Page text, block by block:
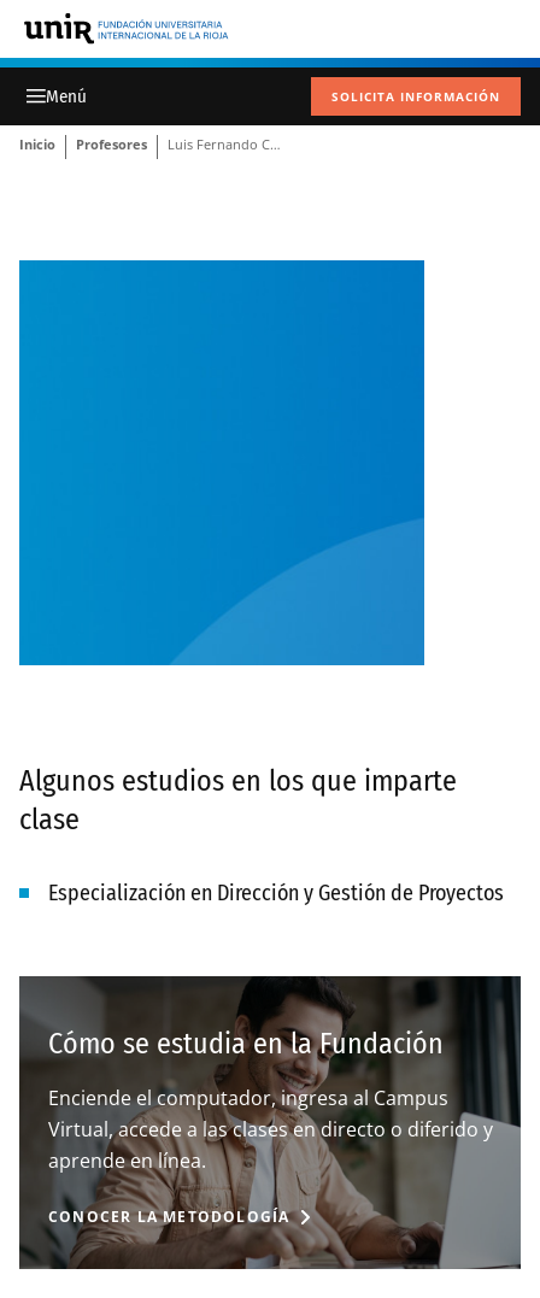
SOLICITA INFORMACIÓN
Inicio Profesores Luis Fernando Chaparro Rojas
Algunos estudios en los que imparte
clase
Especialización en Dirección y Gestión de Proyectos
Cómo se estudia en la Fundación
Enciende el computador, ingresa al Campus
Virtual, accede a las clases en directo o diferido y
aprende en línea.
CONOCER LA METODOLOGÍA